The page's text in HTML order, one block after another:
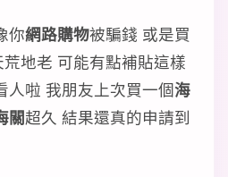
你網路購物被騙錢 或是買
地老 可能有點補貼這樣
人啦 我朋友上次買一個海
關超久 結果還真的申請到